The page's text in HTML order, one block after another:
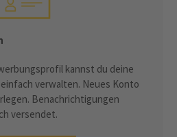
kannst du deine
verwalten. Neues Konto
Benachrichtigungen
versendet.